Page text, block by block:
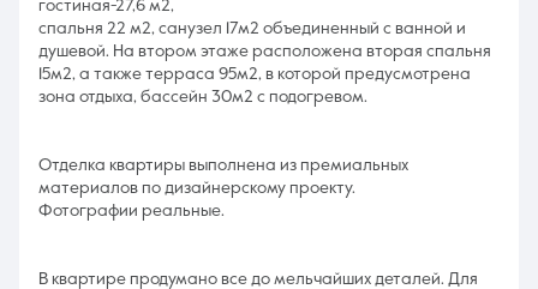
гостиная-27,6 м2,
спальня 22 м2, санузел 17м2 объединенный с ванной и
душевой. На втором этаже расположена вторая спальня
15м2, а также терраса 95м2, в которой предусмотрена
зона отдыха, бассейн 30м2 с подогревом.
Отделка квартиры выполнена из премиальных
материалов по дизайнерскому проекту.
Фотографии реальные.
В квартире продумано все до мельчайших деталей. Для